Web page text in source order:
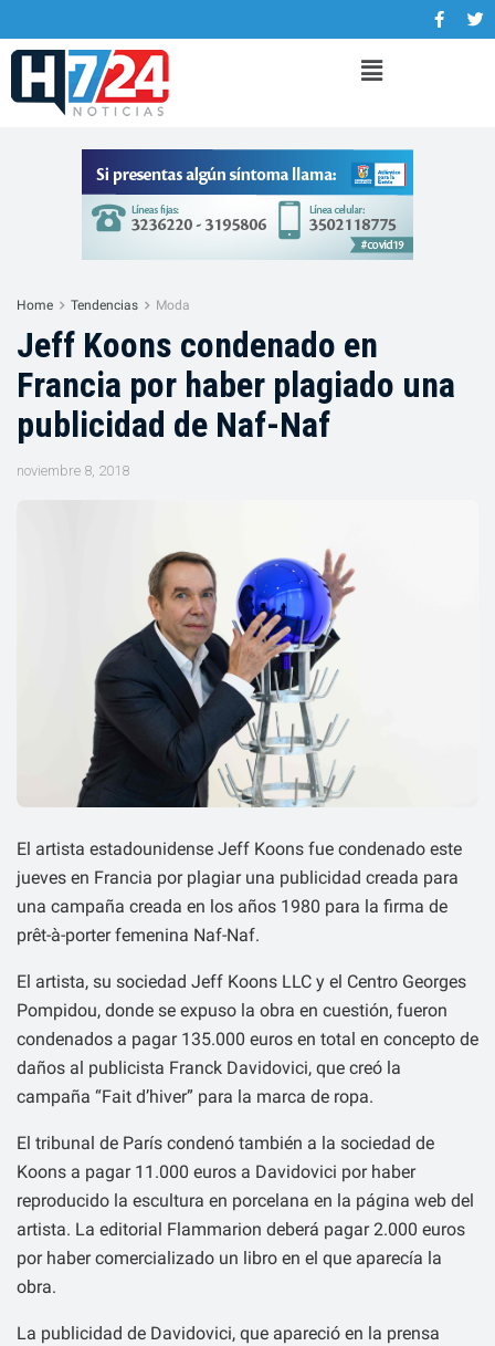
Home Tendencias Moda
Jeff Koons condenado en
Francia por haber plagiado una
publicidad de Naf-Naf
noviembre 8, 2018
El artista estadounidense Jeff Koons fue condenado este
jueves en Francia por plagiar una publicidad creada para
una campaña creada en los años 1980 para la firma de
prêt-à-porter femenina Naf-Naf.
El artista, su sociedad Jeff Koons LLC y el Centro Georges
Pompidou, donde se expuso la obra en cuestión, fueron
condenados a pagar 135.000 euros en total en concepto de
daños al publicista Franck Davidovici, que creó la
campaña “Fait d’hiver” para la marca de ropa.
El tribunal de París condenó también a la sociedad de
Koons a pagar 11.000 euros a Davidovici por haber
reproducido la escultura en porcelana en la página web del
artista. La editorial Flammarion deberá pagar 2.000 euros
por haber comercializado un libro en el que aparecía la
obra.
La publicidad de Davidovici, que apareció en la prensa